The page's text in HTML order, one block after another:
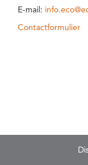
E-mail:
Contactformulier